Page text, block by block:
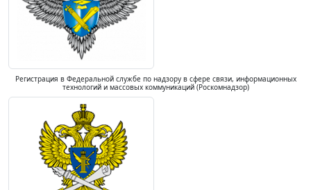
Регистрация в Федеральной службе по надзору в сфере связи, информационных
технологий и массовых коммуникаций (Роскомнадзор)